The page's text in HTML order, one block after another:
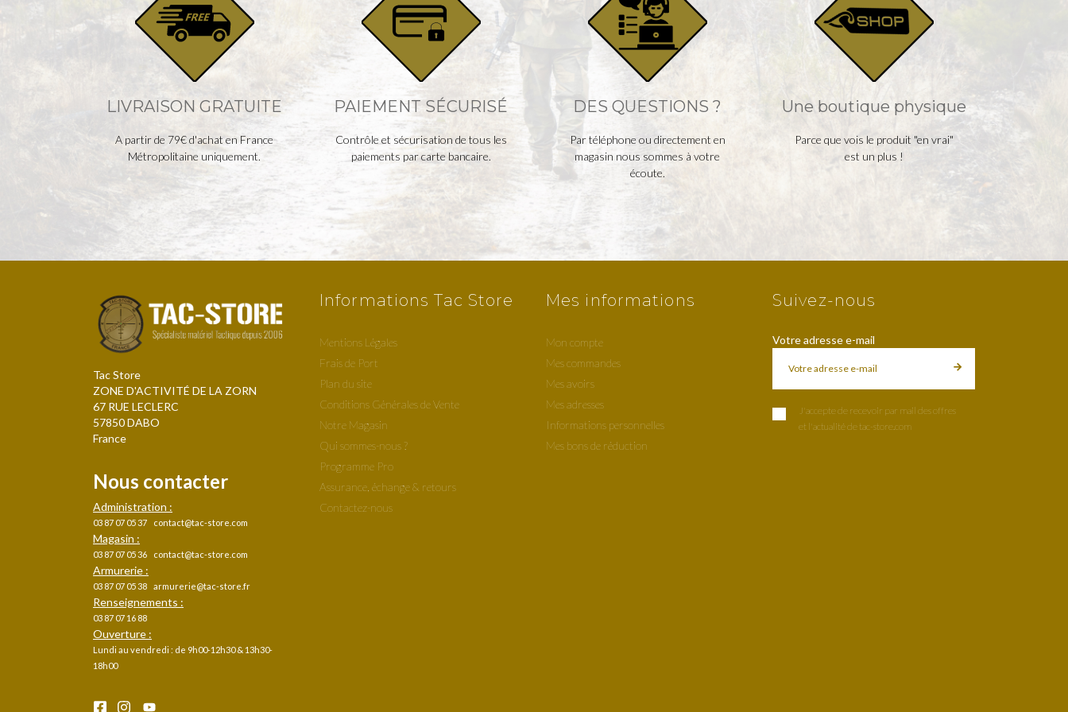
LIVRAISON GRATUITE
A partir de 79€ d'achat en France
Métropolitaine uniquement.
PAIEMENT SÉCURISÉ
Contrôle et sécurisation de tous les
paiements par carte bancaire.
DES QUESTIONS ?
Par téléphone ou directement en
magasin nous sommes à votre
écoute.
Une boutique physique
Parce que vois le produit "en vrai"
est un plus !
Tac Store
ZONE D'ACTIVITÉ DE LA ZORN
67 RUE LECLERC
57850 DABO
France
Nous contacter
Administration :
03 87 07 05 37 contact@tac-store.com
Magasin :
03 87 07 05 36 contact@tac-store.com
Armurerie :
03 87 07 05 38 armurerie@tac-store.fr
Renseignements :
03 87 07 16 88
Ouverture :
Lundi au vendredi : de 9h00-12h30 & 13h30-
18h00
Informations Tac Store
Mentions Légales
Frais de Port
Plan du site
Conditions Générales de Vente
Notre Magasin
Qui sommes-nous ?
Programme Pro
Assurance, échange & retours
Contactez-nous
Mes informations
Mon compte
Mes commandes
Mes avoirs
Mes adresses
Informations personnelles
Mes bons de réduction
Suivez-nous
Votre adresse e-mail
J'accepte de recevoir par mail des offres
et l'actualité de tac-store.com